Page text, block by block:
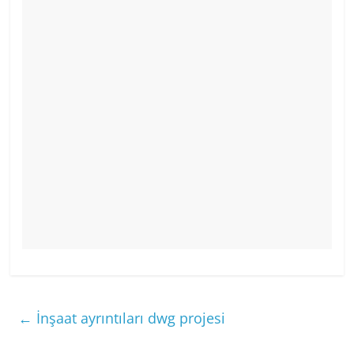
← İnşaat ayrıntıları dwg projesi